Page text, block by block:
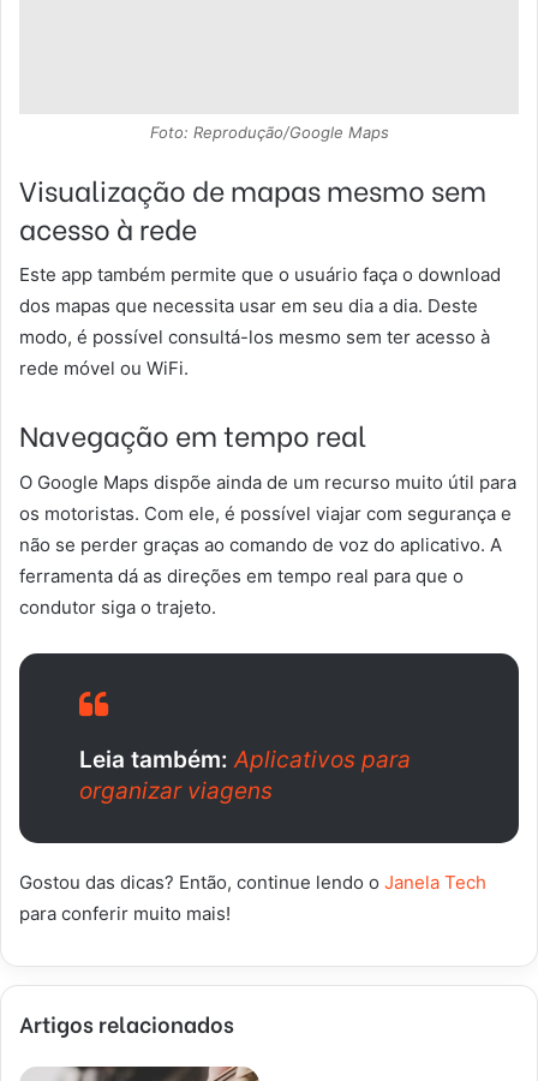
Foto: Reprodução/Google Maps
Visualização de mapas mesmo sem
acesso à rede
Este app também permite que o usuário faça o download
dos mapas que necessita usar em seu dia a dia. Deste
modo, é possível consultá-los mesmo sem ter acesso à
rede móvel ou WiFi.
Navegação em tempo real
O Google Maps dispõe ainda de um recurso muito útil para
os motoristas. Com ele, é possível viajar com segurança e
não se perder graças ao comando de voz do aplicativo. A
ferramenta dá as direções em tempo real para que o
condutor siga o trajeto.
Leia também: Aplicativos para
organizar viagens
Gostou das dicas? Então, continue lendo o Janela Tech
para conferir muito mais!
Artigos relacionados